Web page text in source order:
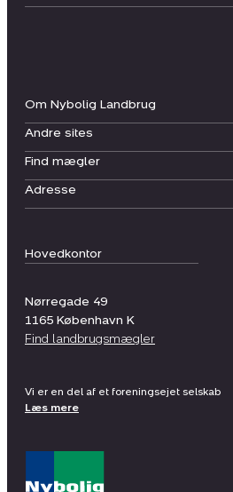
Hovedkontor
Nørregade 49
1165 København K
Find landbrugsmægler
Om Nybolig Landbrug
Andre sites
Find mægler
Adresse
Vi er en del af et foreningsejet selskab
Læs mere